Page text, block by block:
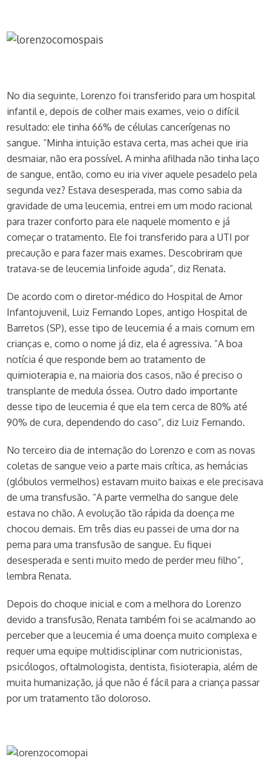
No dia seguinte, Lorenzo foi transferido para um hospital
infantil e, depois de colher mais exames, veio o difícil
resultado: ele tinha 66% de células cancerígenas no
sangue. “Minha intuição estava certa, mas achei que iria
desmaiar, não era possível. A minha afilhada não tinha laço
de sangue, então, como eu iria viver aquele pesadelo pela
segunda vez? Estava desesperada, mas como sabia da
gravidade de uma leucemia, entrei em um modo racional
para trazer conforto para ele naquele momento e já
começar o tratamento. Ele foi transferido para a UTI por
precaução e para fazer mais exames. Descobriram que
tratava-se de leucemia linfoide aguda”, diz Renata.
De acordo com o diretor-médico do Hospital de Amor
Infantojuvenil, Luiz Fernando Lopes, antigo Hospital de
Barretos (SP), esse tipo de leucemia é a mais comum em
crianças e, como o nome já diz, ela é agressiva. “A boa
notícia é que responde bem ao tratamento de
quimioterapia e, na maioria dos casos, não é preciso o
transplante de medula óssea. Outro dado importante
desse tipo de leucemia é que ela tem cerca de 80% até
90% de cura, dependendo do caso”, diz Luiz Fernando.
No terceiro dia de internação do Lorenzo e com as novas
coletas de sangue veio a parte mais crítica, as hemácias
(glóbulos vermelhos) estavam muito baixas e ele precisava
de uma transfusão. “A parte vermelha do sangue dele
estava no chão. A evolução tão rápida da doença me
chocou demais. Em três dias eu passei de uma dor na
perna para uma transfusão de sangue. Eu fiquei
desesperada e senti muito medo de perder meu filho”,
lembra Renata.
Depois do choque inicial e com a melhora do Lorenzo
devido a transfusão, Renata também foi se acalmando ao
perceber que a leucemia é uma doença muito complexa e
requer uma equipe multidisciplinar com nutricionistas,
psicólogos, oftalmologista, dentista, fisioterapia, além de
muita humanização, já que não é fácil para a criança passar
por um tratamento tão doloroso.